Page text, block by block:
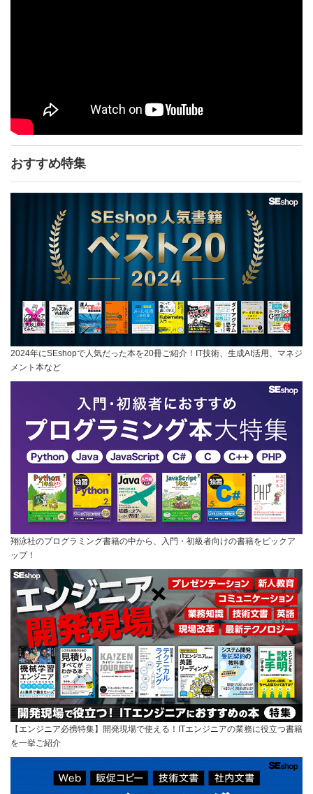
おすすめ特集
2024年にSEshopで人気だった本を20冊ご紹介！IT技術、生成AI活用、マネジ
メント本など
翔泳社のプログラミング書籍の中から、入門・初級者向けの書籍をピックア
ップ！
【エンジニア必携特集】開発現場で使える！ITエンジニアの業務に役立つ書籍
を一挙ご紹介